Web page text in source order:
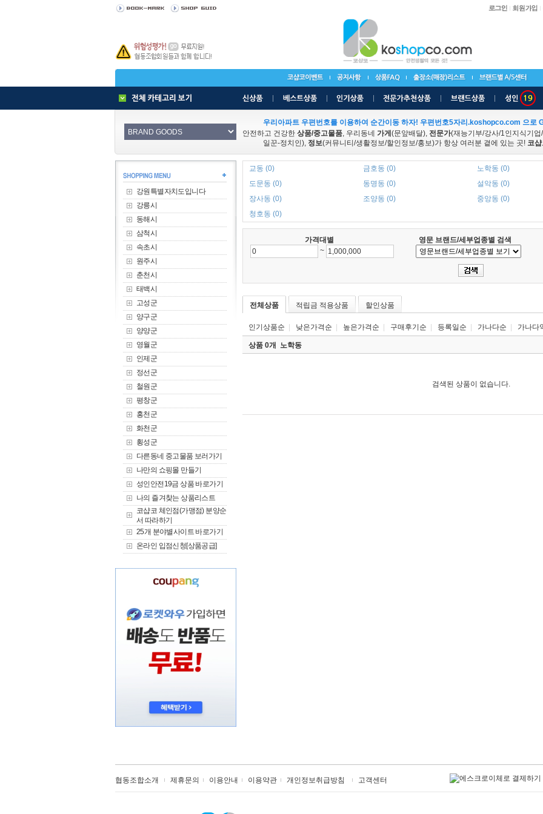
우리아파트 우편번호를 이용하여 순간이동 하자! 우편번호5자리.koshopco.com 으로
안전하고 건강한 상품/중고물품, 우리동네 가게 (문앞배달), 전문가(재능기부/강사/1인지식기업
일꾼-정치인), 정보(커뮤니티/생활정보/할인정보/홍보)가 항상 여러분 곁에 있는 곳! 코
강원특별자치도입니다
강릉시
동해시
삼척시
속초시
원주시
춘천시
태백시
고성군
양구군
양양군
영월군
인제군
정선군
철원군
평창군
홍천군
화천군
횡성군
다른동네 중고물품 보러가기
나만의 쇼핑몰 만들기
성인안전19금 상품 바로가기
나의 즐겨찾는 상품리스트
코샵코 체인점(가맹점) 분양순
서 따라하기
25개 분야별사이트 바로가기
온라인 입점신청[상품공급]
교동 (0) 금호동 (0)
노학동 (0)
도문동 (0)
동명동 (0)
설악동 (0)
장사동 (0)
조양동 (0)
중앙동 (0)
청호동 (0)
가격대별
영문 브랜드/세부업종별 검색
~
전체상품 적립금 적용상품 할인상품
인기상품순 낮은가격순 높은가격순 구매후기순 등록일순 가나다순 가나다
상품 0개 노학동
검색된 상품이 없습니다.
협동조합소개 제휴문의 이용안내 이용약관 개인정보취급방침 고객센터